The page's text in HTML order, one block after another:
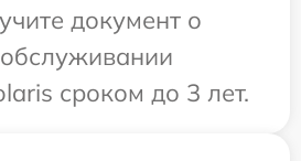
документ о
сроком до 3 лет.